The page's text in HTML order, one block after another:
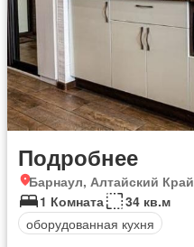
Подробнее
Барнаул, Алтайский Край
1 Комната
34 кв.м
оборудованная кухня